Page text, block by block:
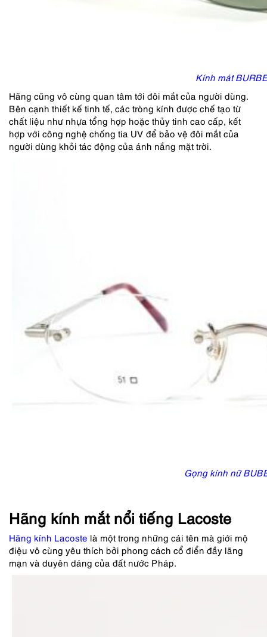
Kính mát
Hãng cũng vô cùng quan tâm tới đôi mắt của người dùng.
Bên cạnh thiết kế tinh tế, các tròng kính được chế tạo từ
chất liệu như nhựa tổng hợp hoặc thủy tinh cao cấp, kết
hợp với công nghệ chống tia UV để bảo vệ đôi mắt của
người dùng khỏi tác động của ánh nắng mặt trời.
Gọng kính nữ
Hãng kính mắt nổi tiếng Lacoste
Hãng kính Lacoste là một trong những cái tên mà giới mộ
điệu vô cùng yêu thích bởi phong cách cổ điển đầy lãng
mạn và duyên dáng của đất nước Pháp.